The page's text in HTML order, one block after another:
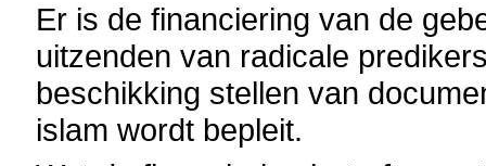
Er is de financiering van de
uitzenden van radicale
beschikking stellen van
islam wordt bepleit.